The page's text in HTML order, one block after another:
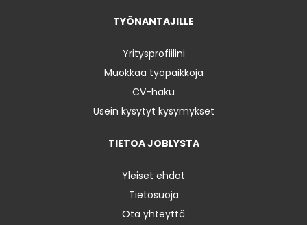
TYÖNANTAJILLE
Yritysprofiilini
Muokkaa työpaikkoja
CV-haku
Usein kysytyt kysymykset
TIETOA JOBLYSTA
Yleiset ehdot
Tietosuoja
Ota yhteyttä